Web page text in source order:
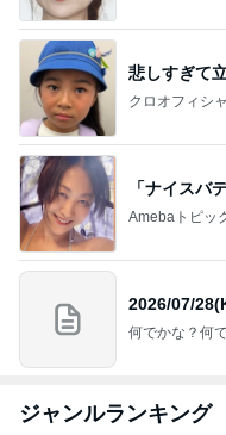
悲しすぎて
クロオフィシ
「ナイスバ
Amebaトピッ
2026/07/
何でかな？何
ジャンルランキング